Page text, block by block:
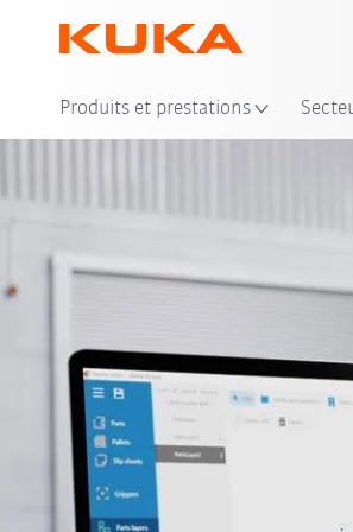
Produits et prestations